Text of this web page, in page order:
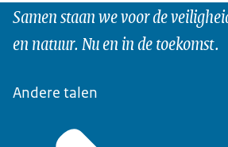
Samen staan we voor de
en natuur. Nu en in de toekomst.
Andere talen